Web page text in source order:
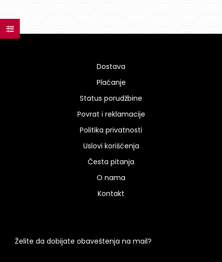
Dostava
Plaćanje
Status porudžbine
Povrat i reklamacije
Politika privatnosti
Uslovi korišćenja
Česta pitanja
O nama
Kontakt
Želite da dobijate obaveštenja na mail?